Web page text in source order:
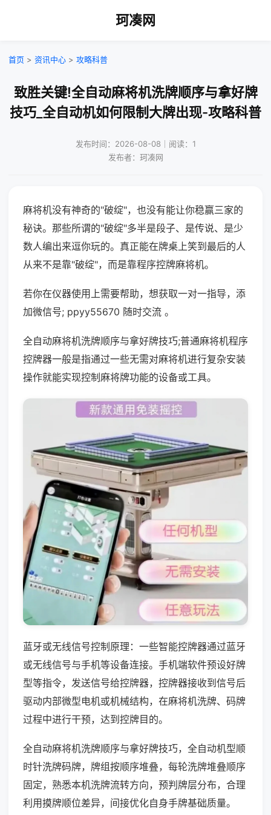
珂凑网
首页 > 资讯中心 > 攻略科普
致胜关键!全自动麻将机洗牌顺序与拿好牌
技巧_全自动机如何限制大牌出现-攻略科普
发布时间：2026-08-08｜阅读：1
发布者：珂凑网
麻将机没有神奇的"破绽"，也没有能让你稳赢三家的
秘诀。那些所谓的"破绽"多半是段子、是传说、是少
数人编出来逗你玩的。真正能在牌桌上笑到最后的人
从来不是靠"破绽"，而是靠程序控牌麻将机。
若你在仪器使用上需要帮助，想获取一对一指导，添
加微信号; ppyy55670 随时交流 。
全自动麻将机洗牌顺序与拿好牌技巧;普通麻将机程序
控牌器一般是指通过一些无需对麻将机进行复杂安装
操作就能实现控制麻将牌功能的设备或工具。
蓝牙或无线信号控制原理：一些智能控牌器通过蓝牙
或无线信号与手机等设备连接。手机端软件预设好牌
型等指令，发送信号给控牌器，控牌器接收到信号后
驱动内部微型电机或机械结构，在麻将机洗牌、码牌
过程中进行干预，达到控牌目的。
全自动麻将机洗牌顺序与拿好牌技巧，全自动机型顺
时针洗牌码牌，牌组按顺序堆叠，每轮洗牌堆叠顺序
固定，熟悉本机洗牌流转方向，预判牌层分布，合理
利用摸牌顺位差异，间接优化自身手牌基础质量。